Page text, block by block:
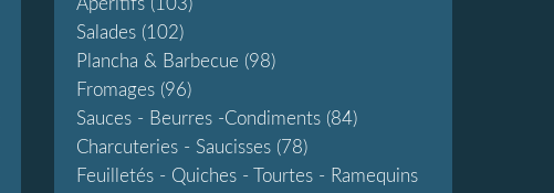
Apéritifs (103)
Salades (102)
Plancha & Barbecue (98)
Fromages (96)
Sauces - Beurres -condiments (84)
Charcuteries - Saucisses (78)
Feuilletés - Quiches - Tourtes - Ramequins